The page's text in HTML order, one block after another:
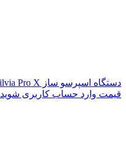
دستگاه اسپرسو ساز Rancilio Silvia -Silvia Pro X
قیمت وارد حساب کاربری شوید